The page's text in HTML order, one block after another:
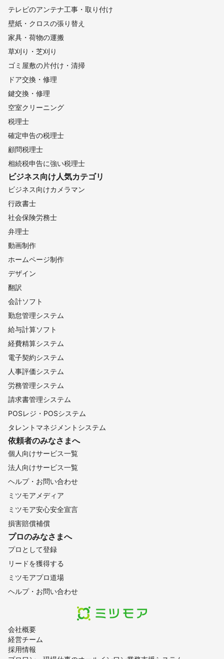
会社概要
経営チーム
採用情報
テレビのアンテナ工事・取り付け
壁紙・クロスの張り替え
家具・荷物の運搬
草刈り・芝刈り
ゴミ屋敷の片付け・清掃
ドア交換・修理
鍵交換・修理
空室クリーニング
税理士
確定申告の税理士
顧問税理士
相続税申告に強い税理士
ビジネス向け人気カテゴリ
ビジネス向けカメラマン
行政書士
社会保険労務士
弁理士
動画制作
ホームページ制作
デザイン
翻訳
会計ソフト
勤怠管理システム
給与計算ソフト
経費精算システム
電子契約システム
人事評価システム
労務管理システム
請求書管理システム
POSレジ・POSシステム
タレントマネジメントシステム
依頼者のみなさまへ
個人向けサービス一覧
法人向けサービス一覧
ヘルプ・お問い合わせ
ミツモアメディア
ミツモア安心安全宣言
損害賠償補償
プロのみなさまへ
プロとして登録
リードを獲得する
ミツモアプロ道場
ヘルプ・お問い合わせ